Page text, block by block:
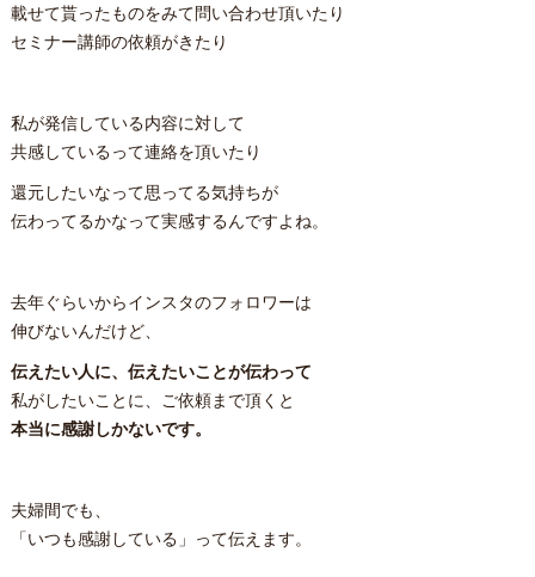
載せて貰ったものをみて問い合わせ頂いたり
セミナー講師の依頼がきたり
私が発信している内容に対して
共感しているって連絡を頂いたり
還元したいなって思ってる気持ちが
伝わってるかなって実感するんですよね。
去年ぐらいからインスタのフォロワーは
伸びないんだけど、
伝えたい人に、伝えたいことが伝わって
私がしたいことに、ご依頼まで頂くと
本当に感謝しかないです。
夫婦間でも、
「いつも感謝している」って伝えます。